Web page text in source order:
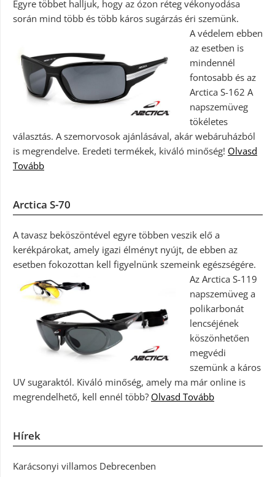
Egyre többet halljuk, hogy az ózon réteg vékonyodása
során mind több és több káros sugárzás éri szemünk.
A védelem ebben
az esetben is
mindennél
fontosabb és az
Arctica S-162 A
napszemüveg
tökéletes
választás. A szemorvosok ajánlásával, akár webáruházból
is megrendelve. Eredeti termékek, kiváló minőség! Olvasd
Tovább
Arctica S-70
A tavasz beköszöntével egyre többen veszik elő a
kerékpárokat, amely igazi élményt nyújt, de ebben az
esetben fokozottan kell figyelnünk szemeink egészségére.
Az Arctica S-119
napszemüveg a
polikarbonát
lencséjének
köszönhetően
megvédi
szemünk a káros
UV sugaraktól. Kiváló minőség, amely ma már online is
megrendelhető, kell ennél több? Olvasd Tovább
Hírek
Karácsonyi villamos Debrecenben